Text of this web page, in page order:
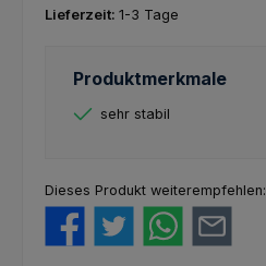
Lieferzeit: 1-3 Tage
Produktmerkmale
sehr stabil
Dieses Produkt weiterempfehlen: